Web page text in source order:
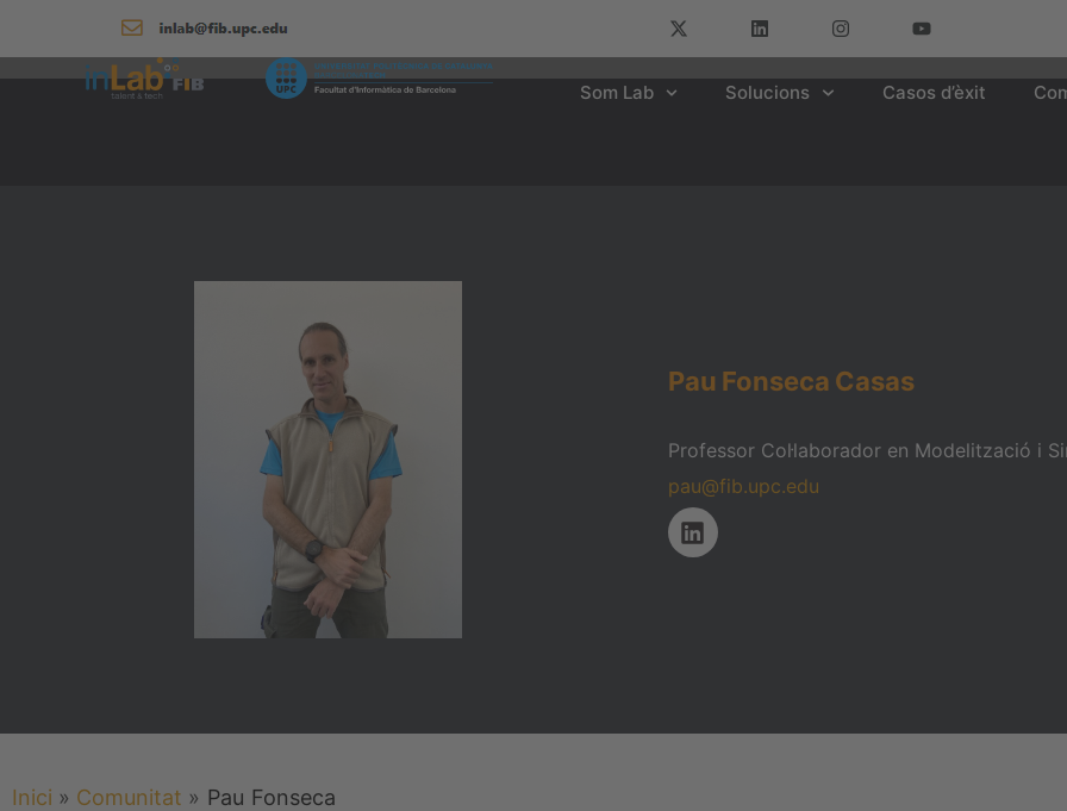
Som Lab Solucions Casos d’èxit
Pau Fonseca Casas
Professor Col·laborador en Modelització i
pau@fib.upc.edu
Inici » Comunitat » Pau Fonseca